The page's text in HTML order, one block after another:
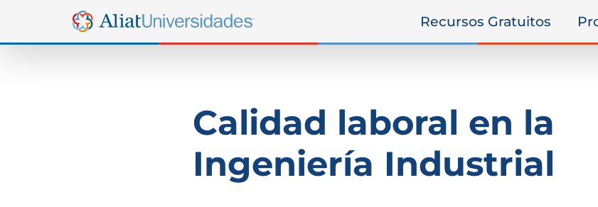
Recursos Gratuitos
Calidad laboral en la
Ingeniería Industrial